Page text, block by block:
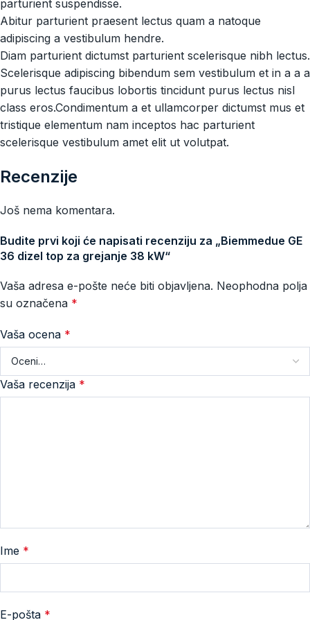
parturient suspendisse.
Abitur parturient praesent lectus quam a natoque
adipiscing a vestibulum hendre.
Diam parturient dictumst parturient scelerisque nibh lectus.
Scelerisque adipiscing bibendum sem vestibulum et in a a a
purus lectus faucibus lobortis tincidunt purus lectus nisl
class eros.Condimentum a et ullamcorper dictumst mus et
tristique elementum nam inceptos hac parturient
scelerisque vestibulum amet elit ut volutpat.
Recenzije
Još nema komentara.
Budite prvi koji će napisati recenziju za „Biemmedue GE
36 dizel top za grejanje 38 kW“
Vaša adresa e-pošte neće biti objavljena. Neophodna polja
su označena *
Vaša ocena *
Vaša recenzija *
Ime *
E-pošta *